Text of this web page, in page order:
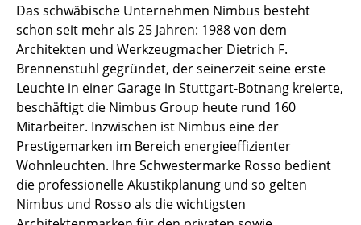
Outdoor-Leuchten
Akkuleuchten
... alle Leuchten
Betten
Doppelbetten
Einzelbetten
Stapelbetten
Das schwäbische Unternehmen Nimbus besteht
schon seit mehr als 25 Jahren: 1988 von dem
Architekten und Werkzeugmacher Dietrich F.
Brennenstuhl gegründet, der seinerzeit seine erste
Leuchte in einer Garage in Stuttgart-Botnang kreierte,
beschäftigt die Nimbus Group heute rund 160
Mitarbeiter. Inzwischen ist Nimbus eine der
Prestigemarken im Bereich energieeffizienter
Wohnleuchten. Ihre Schwestermarke Rosso bedient
die professionelle Akustikplanung und so gelten
Nimbus und Rosso als die wichtigsten